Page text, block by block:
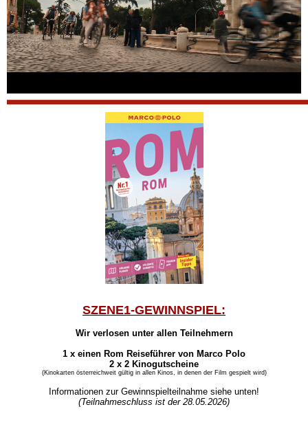
SZENE1-GEWINNSPIEL:
Wir verlosen unter allen Teilnehmern
1 x einen Rom Reiseführer von Marco Polo
2 x 2 Kinogutscheine
(Kinokarten österreichweit gültig in allen Kinos, in denen der Film gespielt wird)
Informationen zur Gewinnspielteilnahme siehe unten!
(Teilnahmeschluss ist der 28.05.2026)